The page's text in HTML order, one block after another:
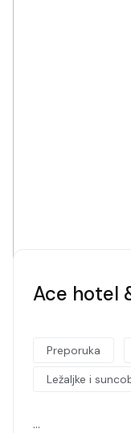
Ace hotel
Preporuka
Ležaljke i
…